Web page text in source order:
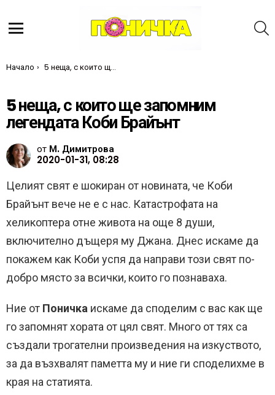
Ти си тук:
Начало 5 неща, с които ще запомним легендата Коби Брайънт
5 неща, с които ще запомним
легендата Коби Брайънт
от М. Димитрова
2020-01-31, 08:28
Целият свят е шокиран от новината, че Коби
Брайънт вече не е с нас. Катастрофата на
хеликоптера отне живота на още 8 души,
включително дъщеря му Джана. Днес искаме да
покажем как Коби успя да направи този свят по-
добро място за всички, които го познаваха.
Ние от Поничка искаме да споделим с вас как ще
го запомнят хората от цял свят. Много от тях са
създали трогателни произведения на изкуството,
за да възхвалят паметта му и ние ги споделихме в
края на статията.